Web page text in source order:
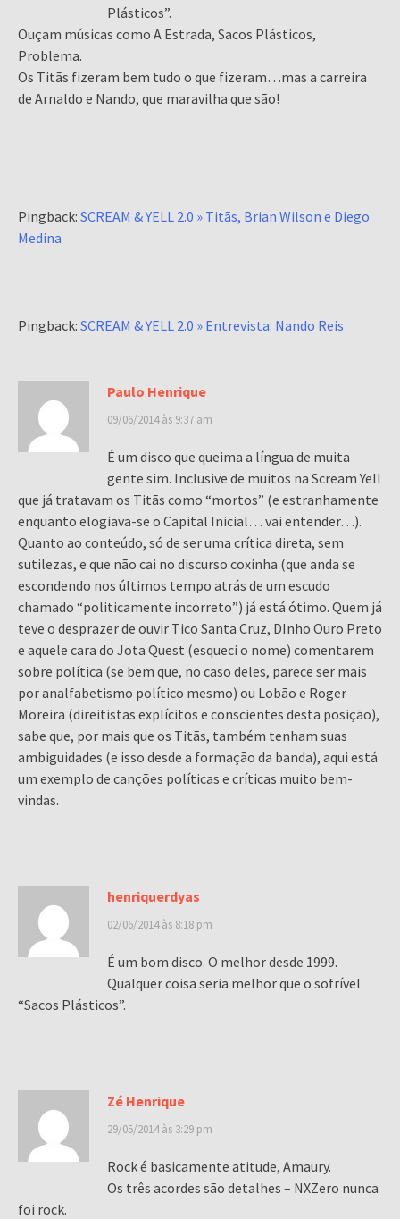
Plásticos”.
Ouçam músicas como A Estrada, Sacos Plásticos,
Problema.
Os Titãs fizeram bem tudo o que fizeram…mas a carreira
de Arnaldo e Nando, que maravilha que são!
Pingback: SCREAM & YELL 2.0 » Titãs, Brian Wilson e Diego
Medina
Pingback: SCREAM & YELL 2.0 » Entrevista: Nando Reis
Paulo Henrique
09/06/2014 às 9:37 am
É um disco que queima a língua de muita
gente sim. Inclusive de muitos na Scream Yell
que já tratavam os Titãs como “mortos” (e estranhamente
enquanto elogiava-se o Capital Inicial… vai entender…).
Quanto ao conteúdo, só de ser uma crítica direta, sem
sutilezas, e que não cai no discurso coxinha (que anda se
escondendo nos últimos tempo atrás de um escudo
chamado “politicamente incorreto”) já está ótimo. Quem já
teve o desprazer de ouvir Tico Santa Cruz, DInho Ouro Preto
e aquele cara do Jota Quest (esqueci o nome) comentarem
sobre política (se bem que, no caso deles, parece ser mais
por analfabetismo político mesmo) ou Lobão e Roger
Moreira (direitistas explícitos e conscientes desta posição),
sabe que, por mais que os Titãs, também tenham suas
ambiguidades (e isso desde a formação da banda), aqui está
um exemplo de canções políticas e críticas muito bem-
vindas.
henriquerdyas
02/06/2014 às 8:18 pm
É um bom disco. O melhor desde 1999.
Qualquer coisa seria melhor que o sofrível
“Sacos Plásticos”.
Zé Henrique
29/05/2014 às 3:29 pm
Rock é basicamente atitude, Amaury.
Os três acordes são detalhes – NXZero nunca
foi rock.